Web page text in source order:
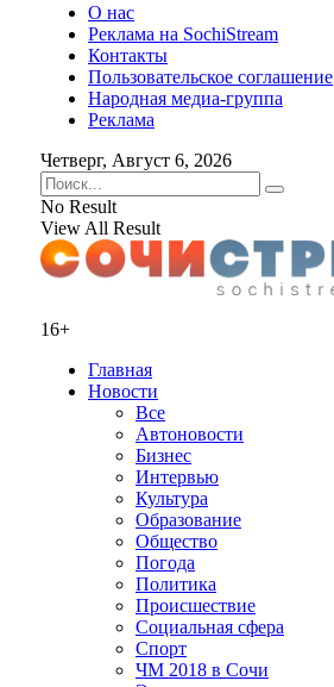
О нас
Реклама на SochiStream
Контакты
Пользовательское соглашение
Народная медиа-группа
Реклама
Четверг, Август 6, 2026
No Result
View All Result
16+
Главная
Новости
Все
Автоновости
Бизнес
Интервью
Культура
Образование
Общество
Погода
Политика
Происшествие
Социальная сфера
Спорт
ЧМ 2018 в Сочи